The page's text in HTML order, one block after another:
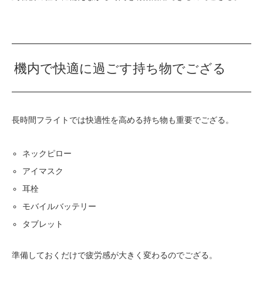
機内で快適に過ごす持ち物でござる
長時間フライトでは快適性を高める持ち物も重要でござる。
ネックピロー
アイマスク
耳栓
モバイルバッテリー
タブレット
準備しておくだけで疲労感が大きく変わるのでござる。